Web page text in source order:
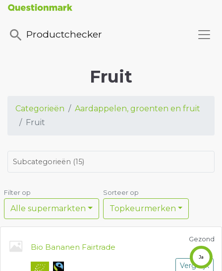
Productchecker
Fruit
Categorieën
Aardappelen, groenten en fruit
Fruit
Subcategorieën (15)
Filter op
Alle supermarkten
Sorteer op
Topkeurmerken
Bio Bananen Fairtrade
Gezond
Ja
Vergelijk